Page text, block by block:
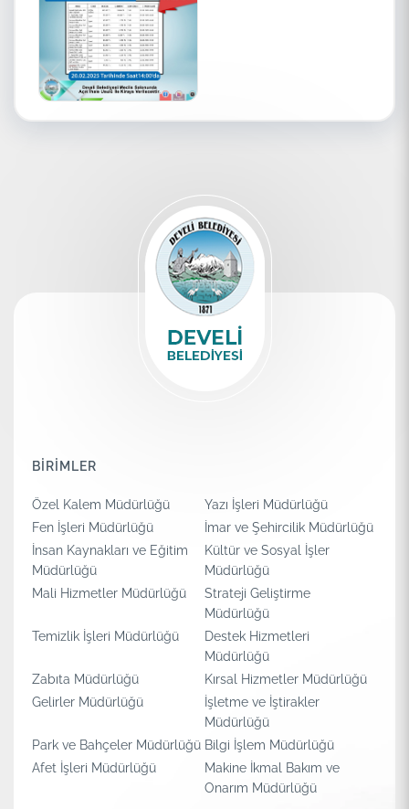
BİRİMLER
Özel Kalem Müdürlüğü
Yazı İşleri Müdürlüğü
Fen İşleri Müdürlüğü
İmar ve Şehircilik Müdürlüğü
İnsan Kaynakları ve Eğitim
Müdürlüğü
Kültür ve Sosyal İşler
Müdürlüğü
Mali Hizmetler Müdürlüğü
Strateji Geliştirme
Müdürlüğü
Temizlik İşleri Müdürlüğü
Destek Hizmetleri
Müdürlüğü
Zabıta Müdürlüğü
Kırsal Hizmetler Müdürlüğü
Gelirler Müdürlüğü
İşletme ve İştirakler
Müdürlüğü
Park ve Bahçeler Müdürlüğü Bilgi İşlem Müdürlüğü
Afet İşleri Müdürlüğü
Makine İkmal Bakım ve
Onarım Müdürlüğü